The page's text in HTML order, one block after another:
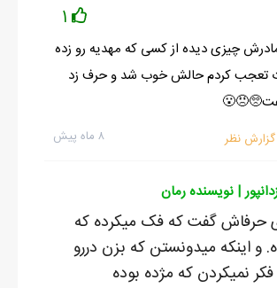
1
چیزی دیده از کسی که مهدیه رو زده
تعجب کردم حالش خوب شد و حرف زد
۸ ماه پیش گزارش نظر
| نویسنده رمان
گفت که فک میکرده که
و اینکه میدونستن که بزن دررو
فکر نمیکردن که مژده بوده